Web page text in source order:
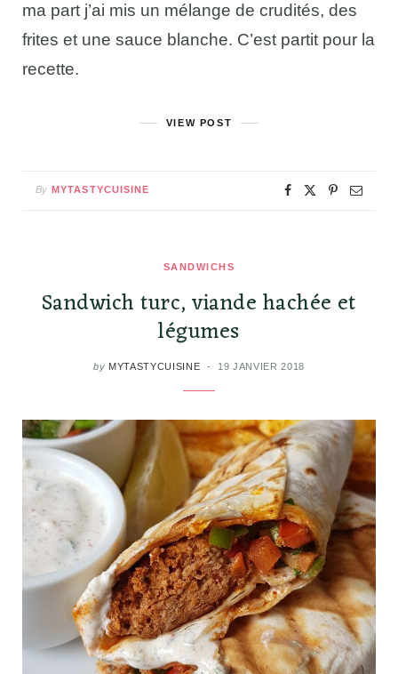
ma part j’ai mis un mélange de crudités, des
frites et une sauce blanche. C’est partit pour la
recette.
VIEW POST
By MYTASTYCUISINE
SANDWICHS
Sandwich turc, viande hachée et
légumes
by MYTASTYCUISINE 19 JANVIER 2018